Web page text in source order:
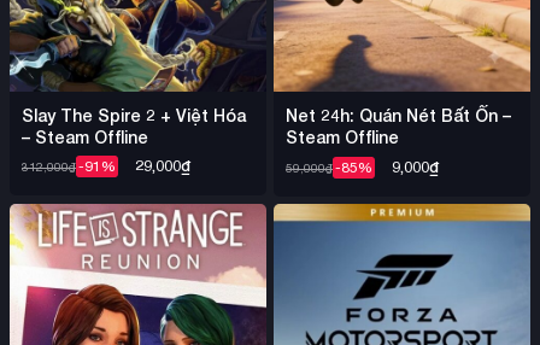
Slay The Spire 2 + Việt Hóa
– Steam Offline
312,000₫-91% 29,000₫
Net 24h: Quán Nét Bất Ổn –
Steam Offline
59,000₫-85% 9,000₫